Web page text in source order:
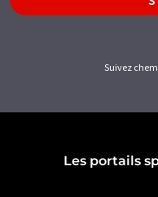
Suivez
Les portails